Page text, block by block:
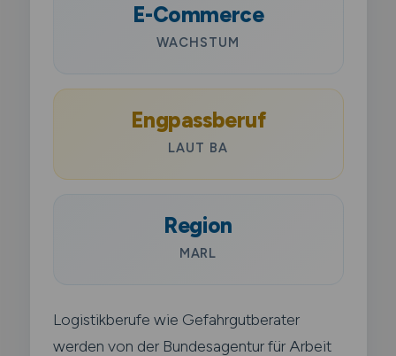
E-Commerce
WACHSTUM
Engpassberuf
LAUT BA
Region
MARL
Logistikberufe wie Gefahrgutberater
werden von der Bundesagentur für Arbeit